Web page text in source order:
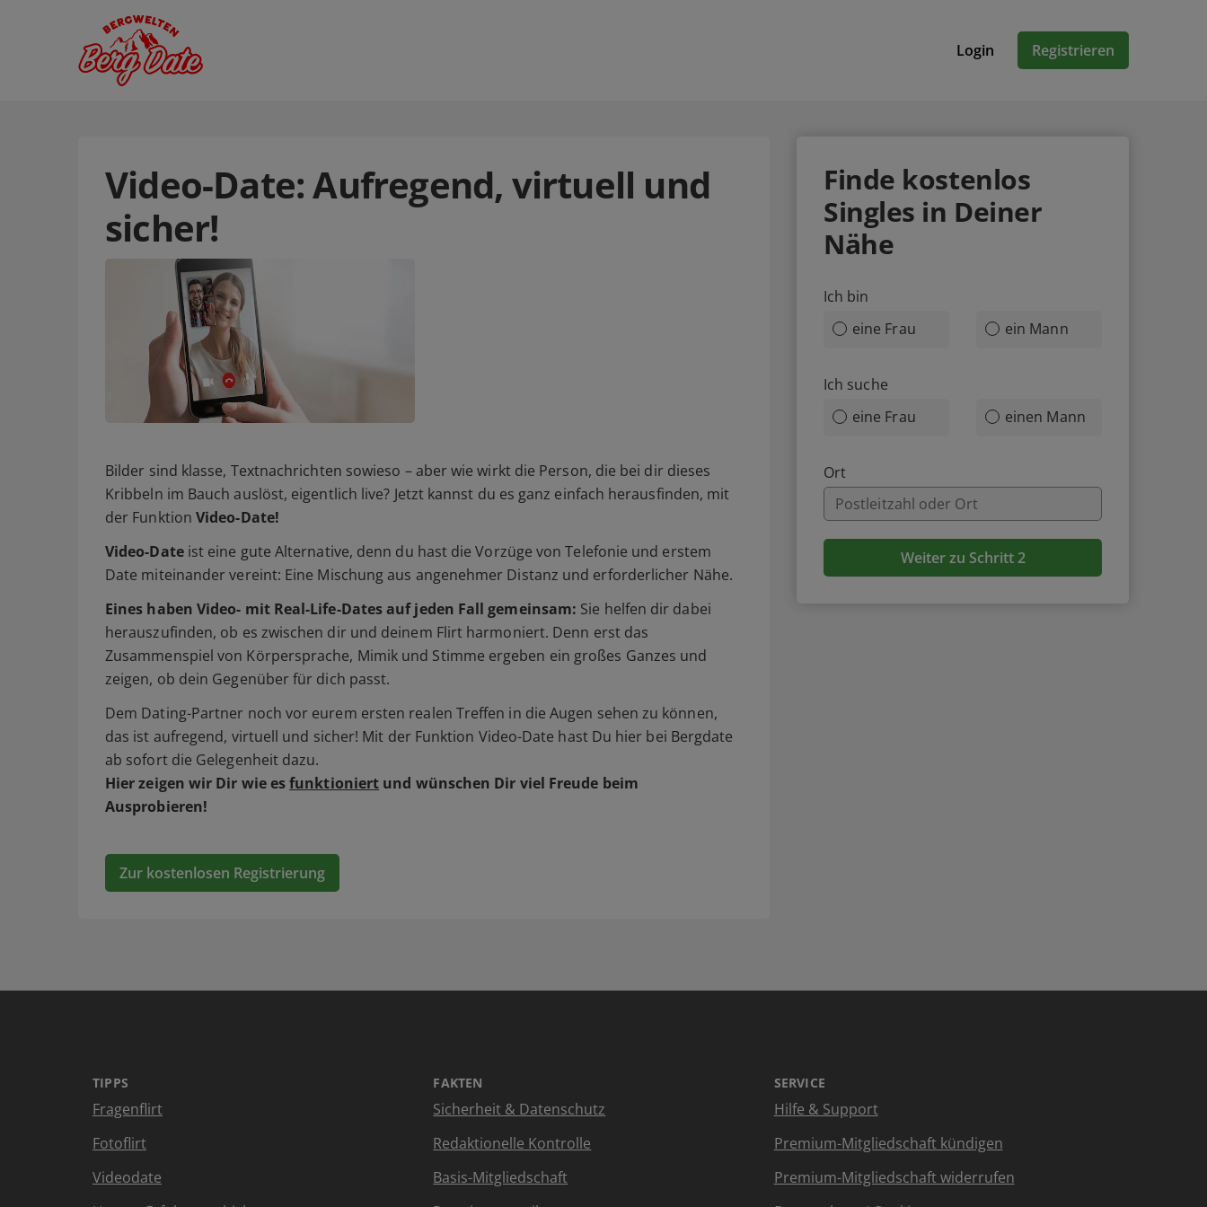
Login Registrieren
Video-Date: Aufregend, virtuell und
sicher!
Bilder sind klasse, Textnachrichten sowieso – aber wie wirkt die Person, die bei dir dieses
Kribbeln im Bauch auslöst, eigentlich live? Jetzt kannst du es ganz einfach herausfinden, mit
der FunktionVideo-Date!
Video-Dateist eine gute Alternative, denn du hast die Vorzüge von Telefonie und erstem
Date miteinander vereint: Eine Mischung aus angenehmer Distanz und erforderlicher Nähe.
Eines haben Video- mit Real-Life-Dates auf jeden Fall gemeinsam: Sie helfen dir dabei
herauszufinden, ob es zwischen dir und deinem Flirt harmoniert. Denn erst das
Zusammenspiel von Körpersprache, Mimik und Stimme ergeben ein großes Ganzes und
zeigen, ob dein Gegenüber für dich passt.
Dem Dating-Partner noch vor eurem ersten realen Treffen in die Augen sehen zu können,
das ist aufregend, virtuell und sicher! Mit der Funktion Video-Date hast Du hier bei Bergdate
ab sofort die Gelegenheit dazu.
Hier zeigen wir Dir wie esfunktioniert und wünschen Dir viel Freude beim
Ausprobieren!
Zur kostenlosen Registrierung
Finde kostenlos
Singles in Deiner
Nähe
Ich bin
eine Frau
ein Mann
Ich suche
eine Frau
einen Mann
Ort
Weiter zu Schritt 2
TIPPS
Fragenflirt
Fotoflirt
Videodate
FAKTEN
Sicherheit & Datenschutz
Redaktionelle Kontrolle
Basis-Mitgliedschaft
SERVICE
Hilfe & Support
Premium-Mitgliedschaft kündigen
Premium-Mitgliedschaft widerrufen